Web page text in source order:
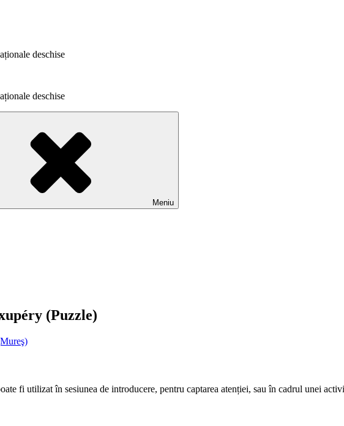
deschise
deschise
Meniu
(Puzzle)
fi utilizat în sesiunea de introducere, pentru captarea atenției, sau în cadrul unei